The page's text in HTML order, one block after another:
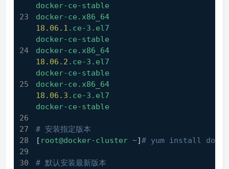
docker-ce-stable
docker-ce.x86_64
18.06 .1 .ce-3.el7
docker-ce-stable
docker-ce.x86_64
18.06 .2 .ce-3.el7
docker-ce-stable
docker-ce.x86_64
18.06 .3 .ce-3.el7
docker-ce-stable
# 安装指定版本
[ root@docker-cluster ~]# yum install